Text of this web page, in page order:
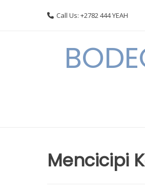
Call Us: +2782 444 YEAH
Mencicipi